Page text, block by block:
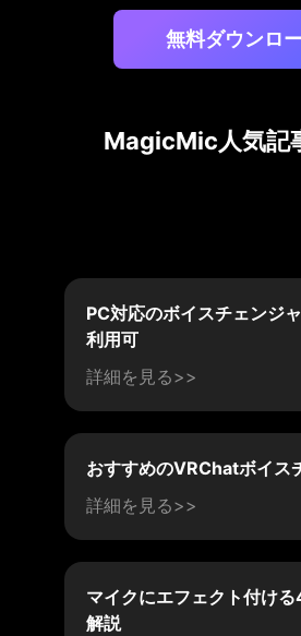
無料ダウンロ
MagicMic人気記
PC対応のボイスチェンジ
利用可
詳細を見る>>
おすすめのVRChatボイス
詳細を見る>>
マイクにエフェクト付け
解説